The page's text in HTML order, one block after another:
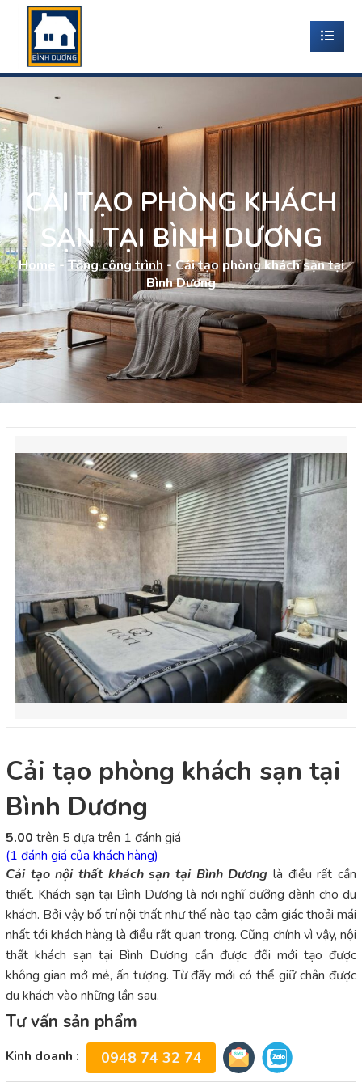
CẢI TẠO PHÒNG KHÁCH
SẠN TẠI BÌNH DƯƠNG
Home -Tổng công trình - Cải tạo phòng khách sạn tại
Bình Dương
Cải tạo phòng khách sạn tại
Bình Dương
5.00 trên 5 dựa trên 1 đánh giá
(1 đánh giá của khách hàng)
Cải tạo nội thất khách sạn tại Bình Dương là điều rất cần
thiết. Khách sạn tại Bình Dương là nơi nghĩ dưỡng dành cho du
khách. Bởi vậy bố trí nội thất như thế nào tạo cảm giác thoải mái
nhất tới khách hàng là điều rất quan trọng. Cũng chính vì vậy, nội
thất khách sạn tại Bình Dương cần được đổi mới tạo được
không gian mở mẻ, ấn tượng. Từ đấy mới có thể giữ chân được
du khách vào những lần sau.
Tư vấn sản phẩm
Kinh doanh : 0948 74 32 74